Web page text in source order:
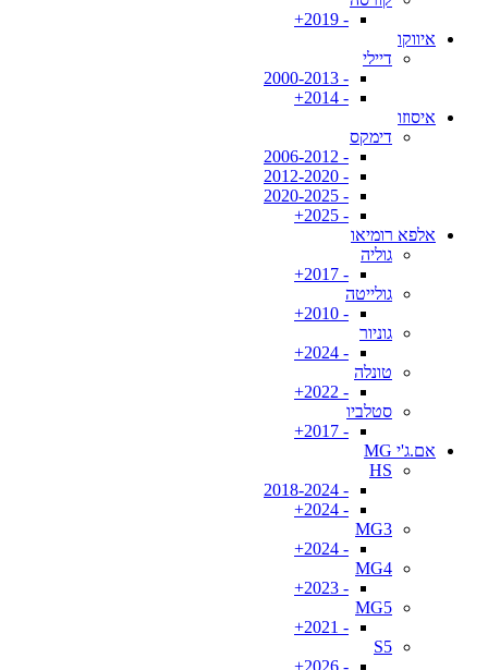
- 2019+
איווקו
דיילי
- 2000-2013
- 2014+
איסוזו
דימקס
- 2006-2012
- 2012-2020
- 2020-2025
- 2025+
אלפא רומיאו
גוליה
- 2017+
גולייטה
- 2010+
גוניור
- 2024+
טונלה
- 2022+
סטלביו
- 2017+
אם.ג'י MG
HS
- 2018-2024
- 2024+
MG3
- 2024+
MG4
- 2023+
MG5
- 2021+
S5
- 2026+